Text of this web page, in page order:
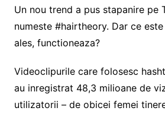
Un nou trend a pus stapanire pe
numeste #hairtheory. Dar ce
ales, functioneaza?
Videoclipurile care folosesc
au inregistrat 48,3 milioane de
utilizatorii – de obicei femei